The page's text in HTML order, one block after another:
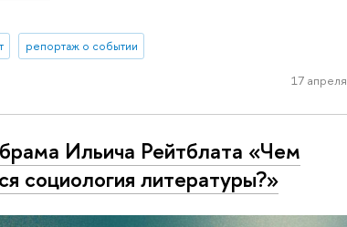
репортаж о событии
17 апреля
Ильича Рейтблата «Чем
социология литературы?»